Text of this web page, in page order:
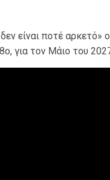
είναι ποτέ αρκετό»
για τον Μάιο του